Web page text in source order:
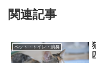
関連記事
ペット・トイレ・消臭